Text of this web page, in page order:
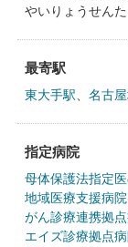
やいりょうせん
最寄駅
東大手駅 名古
指定病院
母体保護法指定
地域医療支援病院
がん診療連携拠
エイズ診療拠点